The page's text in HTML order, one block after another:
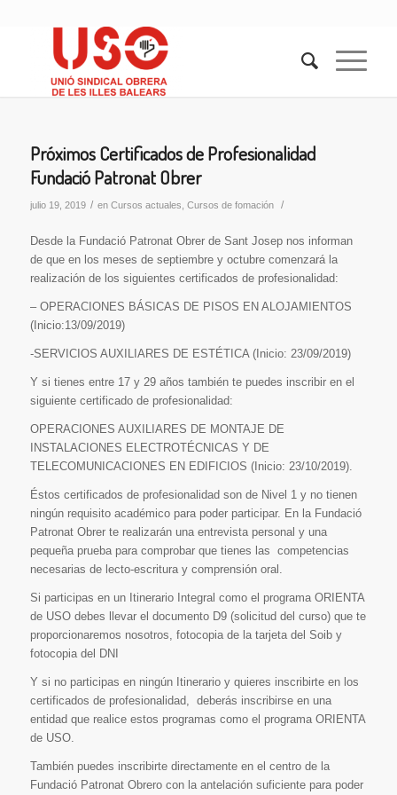
Próximos Certificados de Profesionalidad
Fundació Patronat Obrer
julio 19, 2019 / en Cursos actuales Cursos de fomación /
Desde la Fundació Patronat Obrer de Sant Josep nos informan
de que en los meses de septiembre y octubre comenzará la
realización de los siguientes certificados de profesionalidad:
– OPERACIONES BÁSICAS DE PISOS EN ALOJAMIENTOS
(Inicio:13/09/2019)
-SERVICIOS AUXILIARES DE ESTÉTICA (Inicio: 23/09/2019)
Y si tienes entre 17 y 29 años también te puedes inscribir en el
siguiente certificado de profesionalidad:
OPERACIONES AUXILIARES DE MONTAJE DE
INSTALACIONES ELECTROTÉCNICAS Y DE
TELECOMUNICACIONES EN EDIFICIOS (Inicio: 23/10/2019).
Éstos certificados de profesionalidad son de Nivel 1 y no tienen
ningún requisito académico para poder participar. En la Fundació
Patronat Obrer te realizarán una entrevista personal y una
pequeña prueba para comprobar que tienes las competencias
necesarias de lecto-escritura y comprensión oral.
Si participas en un Itinerario Integral como el programa ORIENTA
de USO debes llevar el documento D9 (solicitud del curso) que te
proporcionaremos nosotros, fotocopia de la tarjeta del Soib y
fotocopia del DNI
Y si no participas en ningún Itinerario y quieres inscribirte en los
certificados de profesionalidad, deberás inscribirse en una
entidad que realice estos programas como el programa ORIENTA
de USO.
También puedes inscribirte directamente en el centro de la
Fundació Patronat Obrero con la antelación suficiente para poder